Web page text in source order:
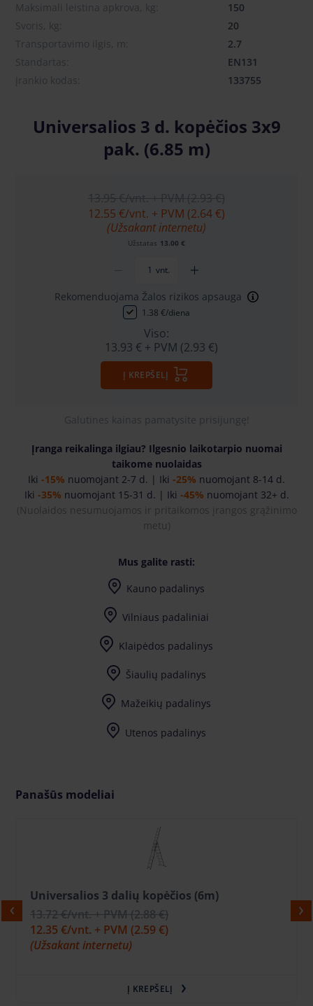
Maksimali leistina apkrova, kg:
150
Svoris, kg:
20
Transportavimo ilgis, m:
2.7
Standartas:
EN131
Įrankio kodas:
133755
Universalios 3 d. kopėčios 3x9
pak. (6.85 m)
13.95 €
12.55 €/vnt. + PVM (2.64 €)
(Užsakant internetu)
Užstatas 13.00 €
vnt.
Rekomenduojama Žalos rizikos apsauga
1.38 €/diena
Viso:
13.93 € + PVM (2.93 €)
Į KREPŠELĮ
Galutines kainas pamatysite prisijungę!
Įranga reikalinga ilgiau? Ilgesnio laikotarpio nuomai
taikome nuolaidas
Iki -15% nuomojant 2-7 d. | Iki -25% nuomojant 8-14 d.
Iki -35% nuomojant 15-31 d. | Iki -45% nuomojant 32+ d.
(Nuolaidos nesumuojamos ir pritaikomos įrangos grąžinimo
metu )
Mus galite rasti:
Kauno padalinys
Vilniaus padaliniai
Klaipėdos padalinys
Šiaulių padalinys
Mažeikių padalinys
Utenos padalinys
Panašūs modeliai
Universalios 3 dalių kopėčios (6m)
13.72 €/vnt. + PVM(2.88 €)
12.35 €/vnt. + PVM (2.59 €)
(Užsakant internetu)
Į KREPŠELĮ